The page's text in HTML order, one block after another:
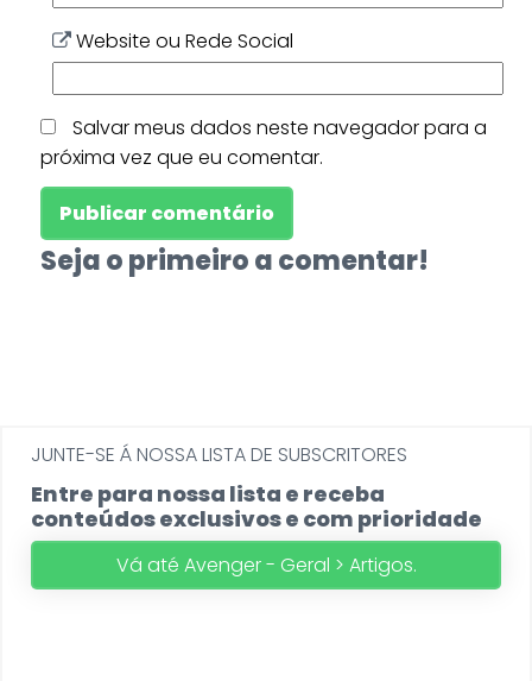
Website ou Rede Social
Salvar meus dados neste navegador para a
próxima vez que eu comentar.
Seja o primeiro a comentar!
JUNTE-SE Á NOSSA LISTA DE SUBSCRITORES
Entre para nossa lista e receba
conteúdos exclusivos e com prioridade
Vá até Avenger - Geral > Artigos.